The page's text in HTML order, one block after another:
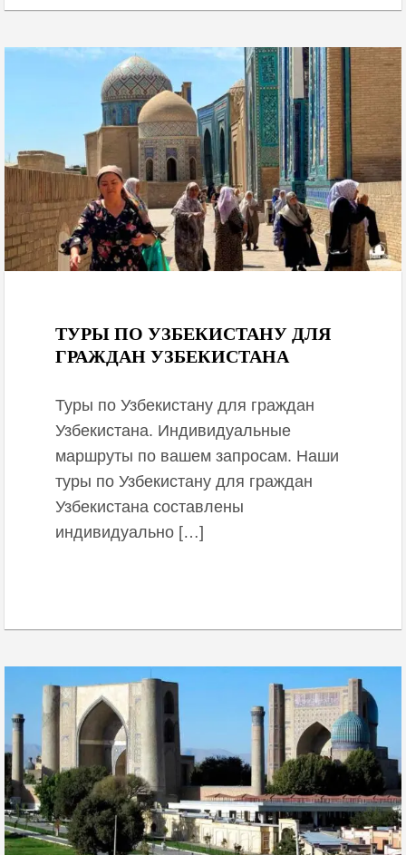
ТУРЫ ПО УЗБЕКИСТАНУ ДЛЯ
ГРАЖДАН УЗБЕКИСТАНА
Туры по Узбекистану для граждан
Узбекистана. Индивидуальные
маршруты по вашем запросам. Наши
туры по Узбекистану для граждан
Узбекистана составлены
индивидуально […]